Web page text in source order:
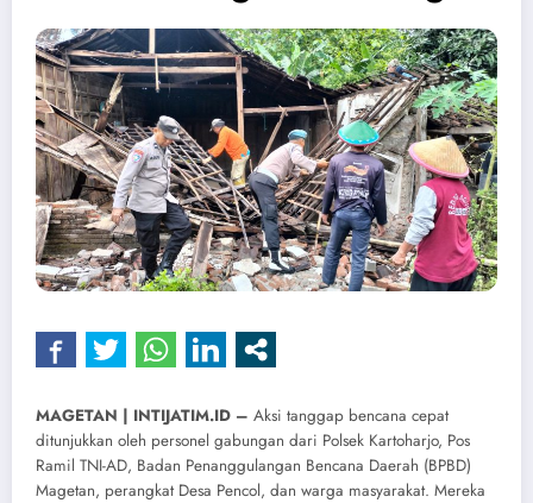
MAGETAN | INTIJATIM.ID – Aksi tanggap bencana cepat
ditunjukkan oleh personel gabungan dari Polsek Kartoharjo, Pos
Ramil TNI-AD, Badan Penanggulangan Bencana Daerah (BPBD)
Magetan, perangkat Desa Pencol, dan warga masyarakat. Mereka